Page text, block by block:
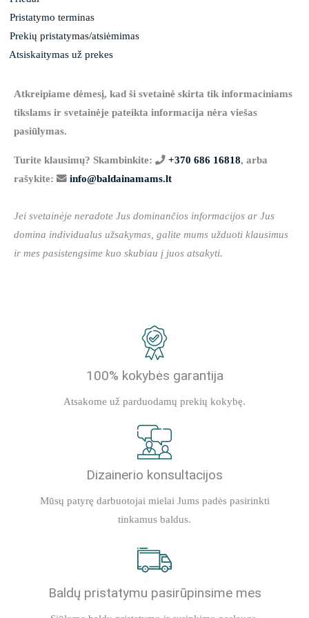
Pristatymo terminas
Prekių pristatymas/atsiėmimas
Atsiskaitymas už prekes
Atkreipiame dėmesį, kad ši svetainė skirta tik informaciniams
tikslams ir svetainėje pateikta informacija nėra viešas
pasiūlymas.
Turite klausimų? Skambinkite: +370 686 16818, arba
rašykite:
info@baldainamams.lt
Jei svetainėje neradote Jus dominančios informacijos ar Jus
domina individualus užsakymas, galite mums užduoti klausimus
ir mes pasistengsime kuo skubiau į juos atsakyti.
100% kokybės garantija
Atsakome už parduodamų prekių kokybę.
Dizainerio konsultacijos
Mūsų patyrę darbuotojai mielai Jums padės pasirinkti
tinkamus baldus.
Baldų pristatymu pasirūpinsime mes